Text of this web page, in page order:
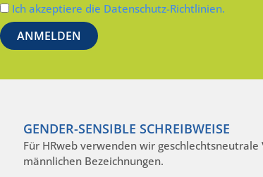
Ich akzeptiere die Datenschutz-Richtlinien.
GENDER-SENSIBLE SCHREIBWEISE
Für HRweb verwenden wir
männlichen Bezeichnungen.